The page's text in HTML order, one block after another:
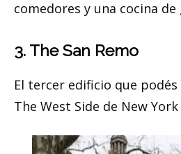
comedores y una cocina de
3. The San Remo
El tercer edificio que
The West Side de New York